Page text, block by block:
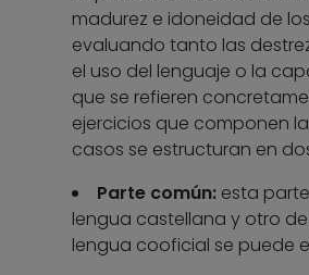
madurez e idoneidad de
evaluando tanto las
el uso del lenguaje o la
que se refieren
ejercicios que componen
casos se estructuran en
Parte común:esta parte
lengua castellana y otro
lengua cooficial se puede